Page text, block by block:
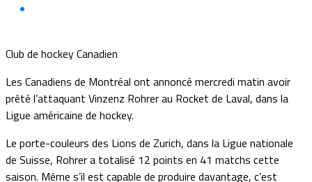
Club de hockey Canadien
Les Canadiens de Montréal ont annoncé mercredi matin avoir
prêté l’attaquant Vinzenz Rohrer au Rocket de Laval, dans la
Ligue américaine de hockey.
Le porte-couleurs des Lions de Zurich, dans la Ligue nationale
de Suisse, Rohrer a totalisé 12 points en 41 matchs cette
saison. Même s’il est capable de produire davantage, c’est